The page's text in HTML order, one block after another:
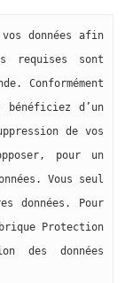
données afin
requises sont
Conformément
d’un
de vos
pour un
Vous seul
données. Pour
Protection
des données